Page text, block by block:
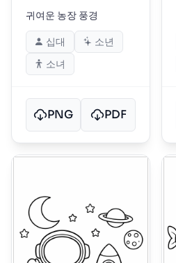
귀여운 농장 풍경
십대
소년
소녀
PNG PDF